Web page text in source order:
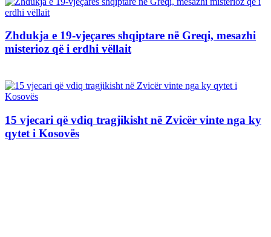
Zhdukja e 19-vjeçares shqiptare në Greqi, mesazhi
misterioz që i erdhi vëllait
15 vjecari që vdiq tragjikisht në Zvicër vinte nga ky
qytet i Kosovës